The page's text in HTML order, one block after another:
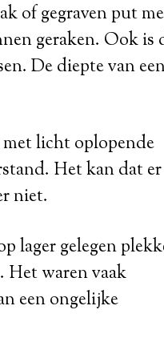
of gegraven put
geraken. Ook is
De diepte van
met licht oplopende
Het kan dat
niet.
lager gelegen
Het waren vaak
een ongelijke